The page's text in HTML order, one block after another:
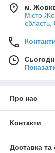
м.
Місто
область,
Контакти
Про нас
Контакти
Доставка та